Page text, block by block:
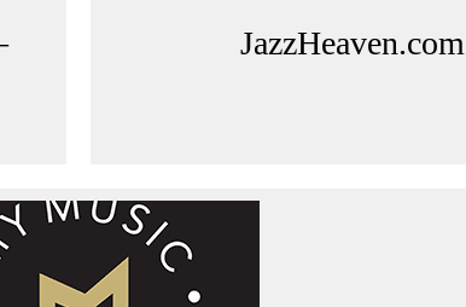
JazzHeaven.com